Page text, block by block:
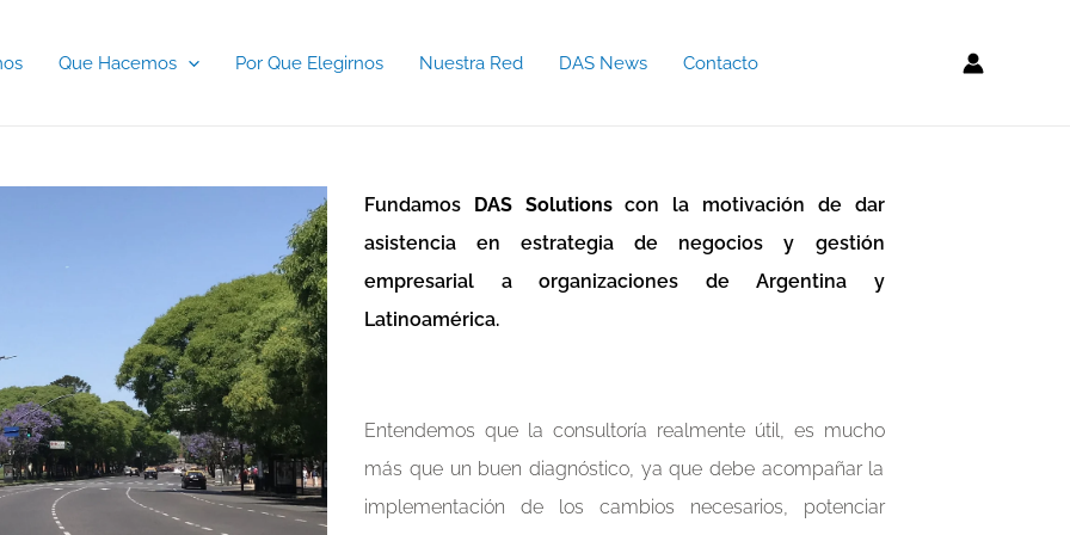
Que Hacemos Por Que Elegirnos Nuestra Red DAS News Contacto
Fundamos DAS Solutionscon la motivación de dar
asistencia en estrategia de negocios y gestión
empresarial a organizaciones de Argentina y
Latinoamérica.
Entendemos que la consultoría realmente útil, es mucho
más que un buen diagnóstico, ya que debe acompañar la
implementación de los cambios necesarios, potenciar